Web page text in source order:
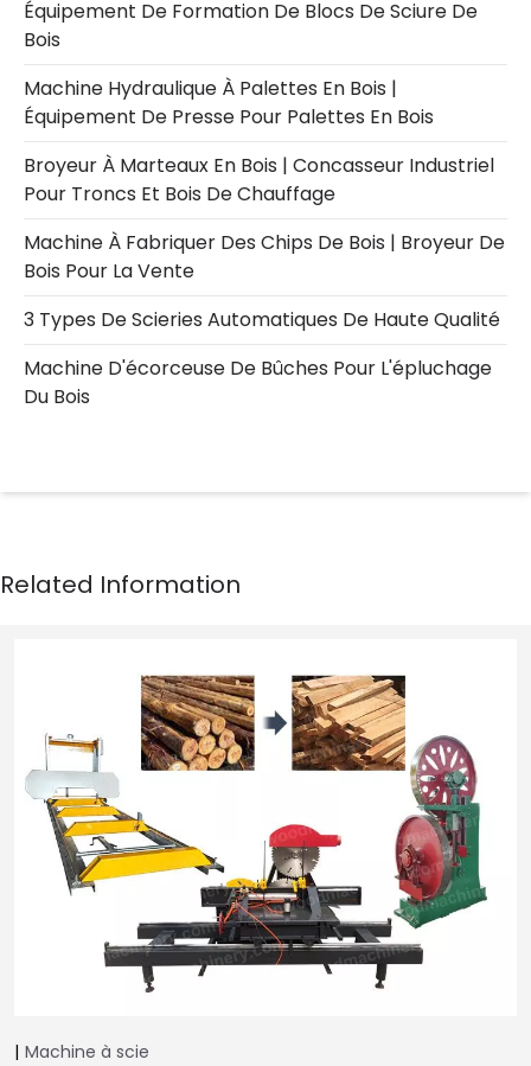
Équipement De Formation De Blocs De Sciure De
Bois
Machine Hydraulique À Palettes En Bois |
Équipement De Presse Pour Palettes En Bois
Broyeur À Marteaux En Bois | Concasseur Industriel
Pour Troncs Et Bois De Chauffage
Machine À Fabriquer Des Chips De Bois | Broyeur De
Bois Pour La Vente
3 Types De Scieries Automatiques De Haute Qualité
Machine D'écorceuse De Bûches Pour L'épluchage
Du Bois
Machine à scie